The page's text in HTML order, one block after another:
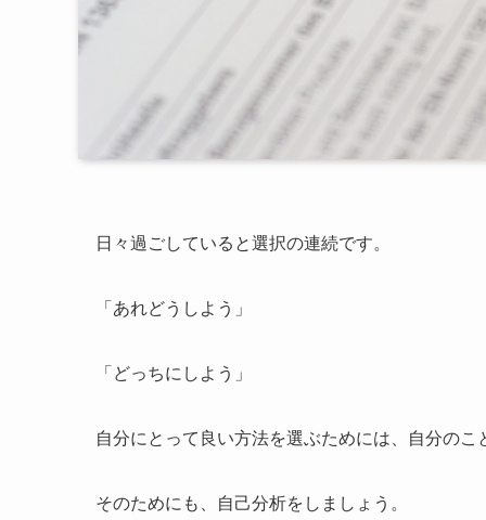
日々過ごしていると選択の連続です。
「あれどうしよう」
「どっちにしよう」
自分にとって良い方法を選ぶためには、自分の
そのためにも、自己分析をしましょう。